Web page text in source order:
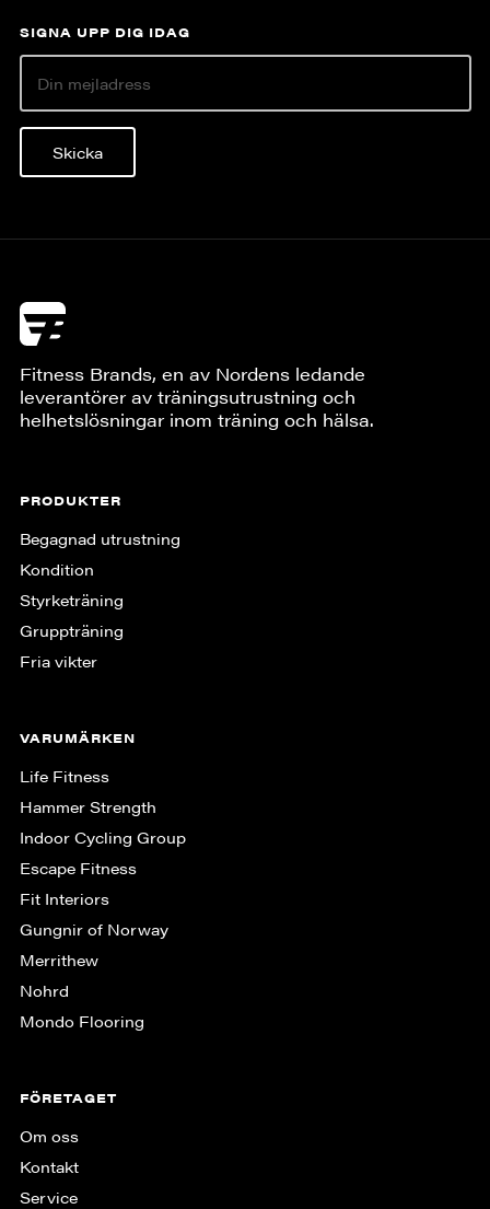
SIGNA UPP DIG IDAG
Skicka
Fitness Brands, en av Nordens ledande
leverantörer av träningsutrustning och
helhetslösningar inom träning och hälsa.
PRODUKTER
Begagnad utrustning
Kondition
Styrketräning
Gruppträning
Fria vikter
VARUMÄRKEN
Life Fitness
Hammer Strength
Indoor Cycling Group
Escape Fitness
Fit Interiors
Gungnir of Norway
Merrithew
Nohrd
Mondo Flooring
FÖRETAGET
Om oss
Kontakt
Service